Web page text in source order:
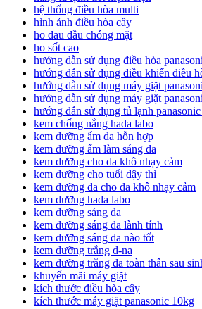
hệ thống điều hòa multi
hình ảnh điều hòa cây
ho đau đầu chóng mặt
ho sốt cao
hướng dẫn sử dụng điều hòa
hướng dẫn sử dụng điều khiển điều
hướng dẫn sử dụng máy giặt
hướng dẫn sử dụng máy giặt
hướng dẫn sử dụng tủ lạnh
kem chống nắng hada labo
kem dưỡng ẩm da hỗn hợp
kem dưỡng ẩm làm sáng da
kem dưỡng cho da khô nhạy cảm
kem dưỡng cho tuổi dậy thì
kem dưỡng da cho da khô nhạy cảm
kem dưỡng hada labo
kem dưỡng sáng da
kem dưỡng sáng da lành tính
kem dưỡng sáng da nào tốt
kem dưỡng trắng d-na
kem dưỡng trắng da toàn thân sau
khuyến mãi máy giặt
kích thước điều hòa cây
kích thước máy giặt panasonic 10kg